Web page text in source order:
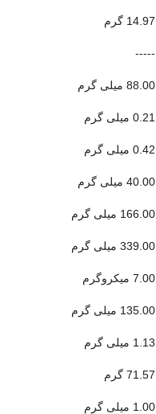
14.97 گرم
-----
88.00 میلی گرم
0.21 میلی گرم
0.42 میلی گرم
40.00 میلی گرم
166.00 میلی گرم
339.00 میلی گرم
7.00 میکروگرم
135.00 میلی گرم
1.13 میلی گرم
71.57 گرم
1.00 میلی گرم